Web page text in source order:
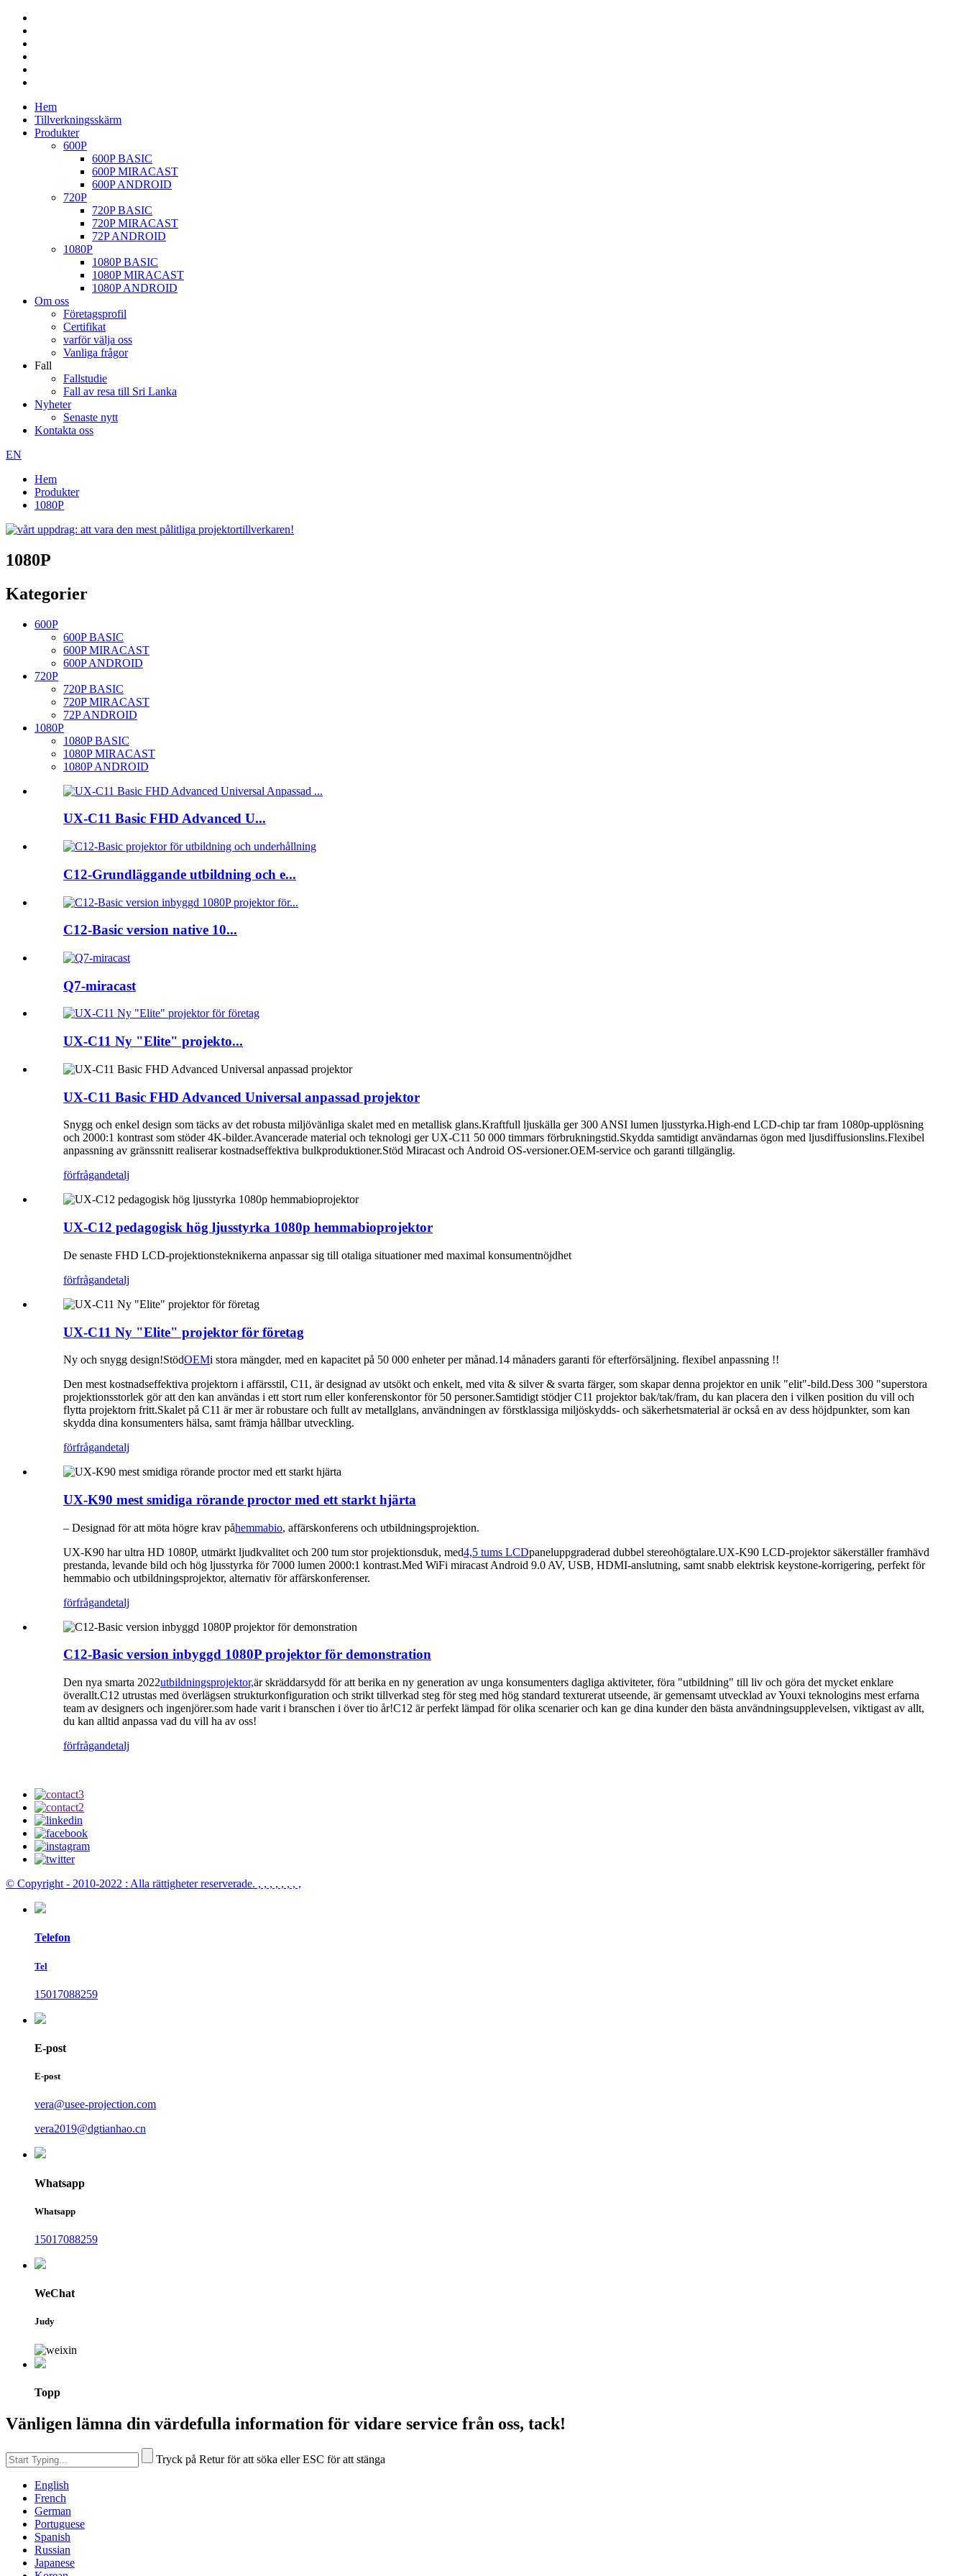
Hem
Tillverkningsskärm
Produkter
600P
600P BASIC
600P MIRACAST
600P ANDROID
720P
720P BASIC
720P MIRACAST
72P ANDROID
1080P
1080P BASIC
1080P MIRACAST
1080P ANDROID
Om oss
Företagsprofil
Certifikat
varför välja oss
Vanliga frågor
Fall
Fallstudie
Fall av resa till Sri Lanka
Nyheter
Senaste nytt
Kontakta oss
EN
Hem
Produkter
1080P
1080P
Kategorier
600P
600P BASIC
600P MIRACAST
600P ANDROID
720P
720P BASIC
720P MIRACAST
72P ANDROID
1080P
1080P BASIC
1080P MIRACAST
1080P ANDROID
UX-C11 Basic FHD Advanced U...
C12-Grundläggande utbildning och e...
C12-Basic version native 10...
Q7-miracast
UX-C11 Ny "Elite" projekto...
UX-C11 Basic FHD Advanced Universal anpassad projektor
Snygg och enkel design som täcks av det robusta miljövänliga skalet med en metallisk glans.Kraftfull ljuskälla ger 300 ANSI lumen ljusstyrka.High-end LCD-chip tar fram 1080p-upplösning
och 2000:1 kontrast som stöder 4K-bilder.Avancerade material och teknologi ger UX-C11 50 000 timmars förbrukningstid.Skydda samtidigt användarnas ögon med ljusdiffusionslins.Flexibel
anpassning av gränssnitt realiserar kostnadseffektiva bulkproduktioner.Stöd Miracast och Android OS-versioner.OEM-service och garanti tillgänglig.
förfrågandetalj
UX-C12 pedagogisk hög ljusstyrka 1080p hemmabioprojektor
De senaste FHD LCD-projektionsteknikerna anpassar sig till otaliga situationer med maximal konsumentnöjdhet
förfrågandetalj
UX-C11 Ny "Elite" projektor för företag
Ny och snygg design!StödOEMi stora mängder, med en kapacitet på 50 000 enheter per månad.14 månaders garanti för efterförsäljning. flexibel anpassning !!
Den mest kostnadseffektiva projektorn i affärsstil, C11, är designad av utsökt och enkelt, med vita & silver & svarta färger, som skapar denna projektor en unik "elit"-bild.Dess 300 "superstora
projektionsstorlek gör att den kan användas i ett stort rum eller konferenskontor för 50 personer.Samtidigt stödjer C11 projektor bak/tak/fram, du kan placera den i vilken position du vill och
flytta projektorn fritt.Skalet på C11 är mer är robustare och fullt av metallglans, användningen av förstklassiga miljöskydds- och säkerhetsmaterial är också en av dess höjdpunkter, som kan
skydda dina konsumenters hälsa, samt främja hållbar utveckling.
förfrågandetalj
UX-K90 mest smidiga rörande proctor med ett starkt hjärta
– Designad för att möta högre krav påhemmabio, affärskonferens och utbildningsprojektion.
UX-K90 har ultra HD 1080P, utmärkt ljudkvalitet och 200 tum stor projektionsduk, med4,5 tums LCDpaneluppgraderad dubbel stereohögtalare.UX-K90 LCD-projektor säkerställer framhävd
prestanda, levande bild och hög ljusstyrka för 7000 lumen 2000:1 kontrast.Med WiFi miracast Android 9.0 AV, USB, HDMI-anslutning, samt snabb elektrisk keystone-korrigering, perfekt för
hemmabio och utbildningsprojektor, alternativ för affärskonferenser.
förfrågandetalj
C12-Basic version inbyggd 1080P projektor för demonstration
Den nya smarta 2022utbildningsprojektor,är skräddarsydd för att berika en ny generation av unga konsumenters dagliga aktiviteter, föra "utbildning" till liv och göra det mycket enklare
överallt.C12 utrustas med överlägsen strukturkonfiguration och strikt tillverkad steg för steg med hög standard texturerat utseende, är gemensamt utvecklad av Youxi teknologins mest erfarna
team av designers och ingenjörer.som hade varit i branschen i över tio år!C12 är perfekt lämpad för olika scenarier och kan ge dina kunder den bästa användningsupplevelsen, viktigast av allt,
du kan alltid anpassa vad du vill ha av oss!
förfrågandetalj
© Copyright - 2010-2022 : Alla rättigheter reserverade. , , , , , , , ,
Telefon
Tel
15017088259
E-post
E-post
vera@usee-projection.com
vera2019@dgtianhao.cn
Whatsapp
Whatsapp
15017088259
WeChat
Judy
Topp
Vänligen lämna din värdefulla information för vidare service från oss, tack!
Tryck på Retur för att söka eller ESC för att stänga
English
French
German
Portuguese
Spanish
Russian
Japanese